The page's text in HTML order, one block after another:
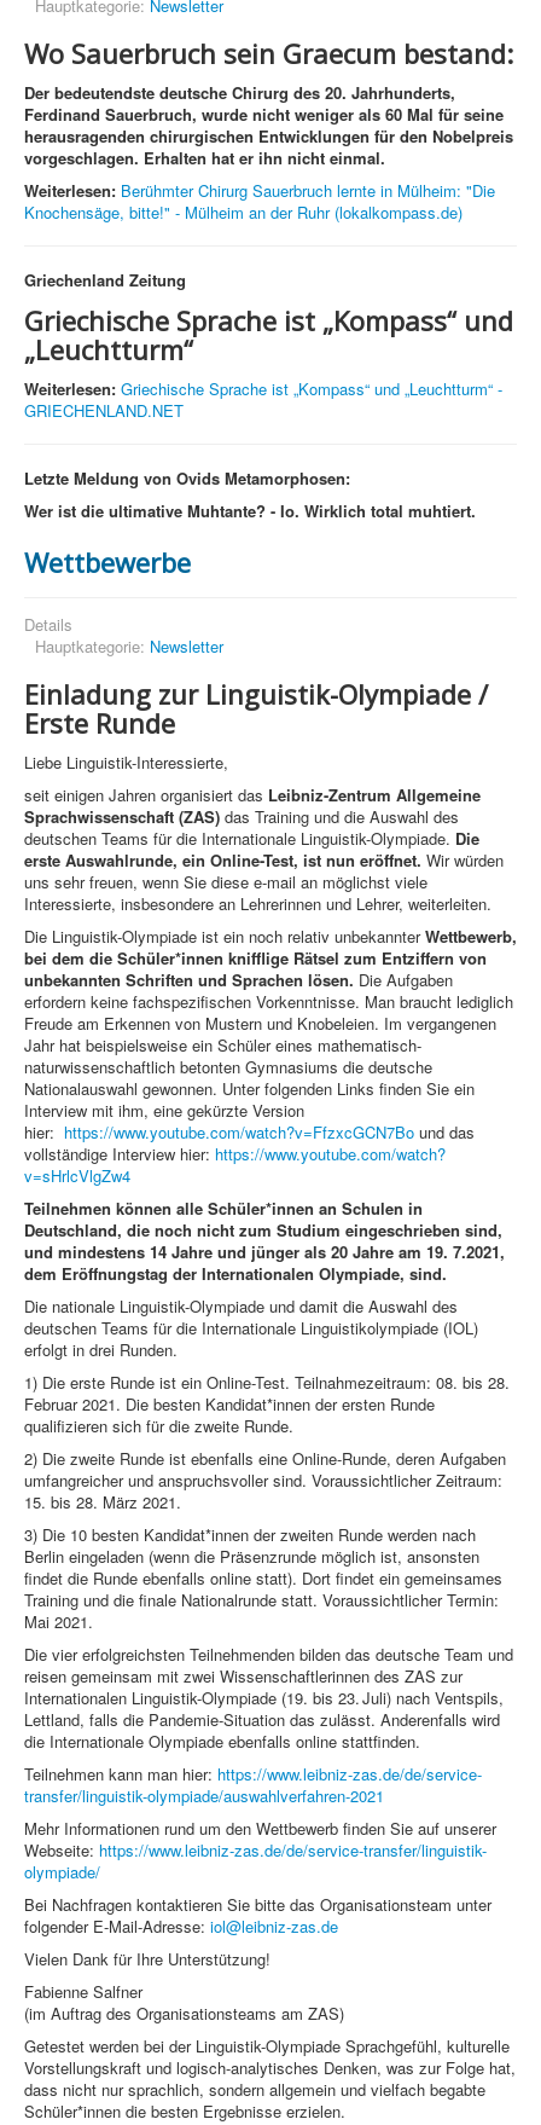
Hauptkategorie: Newsletter
Wo Sauerbruch sein Graecum bestand:
Der bedeutendste deutsche Chirurg des 20. Jahrhunderts,
Ferdinand Sauerbruch, wurde nicht weniger als 60 Mal für seine
herausragenden chirurgischen Entwicklungen für den Nobelpreis
vorgeschlagen. Erhalten hat er ihn nicht einmal.
Weiterlesen: Berühmter Chirurg Sauerbruch lernte in Mülheim: "Die
Knochensäge, bitte!" - Mülheim an der Ruhr (lokalkompass.de)
Griechenland Zeitung
Griechische Sprache ist „Kompass“ und
„Leuchtturm“
Weiterlesen: Griechische Sprache ist „Kompass“ und „Leuchtturm“ -
GRIECHENLAND.NET
Letzte Meldung von Ovids Metamorphosen:
Wer ist die ultimative Muhtante? - Io. Wirklich total muhtiert.
Wettbewerbe
Details
Hauptkategorie: Newsletter
Einladung zur Linguistik-Olympiade /
Erste Runde
Liebe Linguistik-Interessierte,
seit einigen Jahren organisiert das Leibniz-Zentrum Allgemeine
Sprachwissenschaft (ZAS) das Training und die Auswahl des
deutschen Teams für die Internationale Linguistik-Olympiade. Die
erste Auswahlrunde, ein Online-Test, ist nun eröffnet. Wir würden
uns sehr freuen, wenn Sie diese e-mail an möglichst viele
Interessierte, insbesondere an Lehrerinnen und Lehrer, weiterleiten.
Die Linguistik-Olympiade ist ein noch relativ unbekannterWettbewerb,
bei dem die Schüler*innen knifflige Rätsel zum Entziffern von
unbekannten Schriften und Sprachen lösen. Die Aufgaben
erfordern keine fachspezifischen Vorkenntnisse. Man braucht lediglich
Freude am Erkennen von Mustern und Knobeleien. Im vergangenen
Jahr hat beispielsweise ein Schüler eines mathematisch-
naturwissenschaftlich betonten Gymnasiums die deutsche
Nationalauswahl gewonnen. Unter folgenden Links finden Sie ein
Interview mit ihm, eine gekürzte Version
hier: https://www.youtube.com/watch?v=FfzxcGCN7Bo und das
vollständige Interview hier: https://www.youtube.com/watch?
v=sHrlcVlgZw4
Teilnehmen können alle Schüler*innen an Schulen in
Deutschland, die noch nicht zum Studium eingeschrieben sind,
und mindestens 14 Jahre und jünger als 20 Jahre am 19. 7.2021,
dem Eröffnungstag der Internationalen Olympiade, sind.
Die nationale Linguistik-Olympiade und damit die Auswahl des
deutschen Teams für die Internationale Linguistikolympiade (IOL)
erfolgt in drei Runden.
1) Die erste Runde ist ein Online-Test. Teilnahmezeitraum: 08. bis 28.
Februar 2021. Die besten Kandidat*innen der ersten Runde
qualifizieren sich für die zweite Runde.
2) Die zweite Runde ist ebenfalls eine Online-Runde, deren Aufgaben
umfangreicher und anspruchsvoller sind. Voraussichtlicher Zeitraum:
15. bis 28. März 2021.
3) Die 10 besten Kandidat*innen der zweiten Runde werden nach
Berlin eingeladen (wenn die Präsenzrunde möglich ist, ansonsten
findet die Runde ebenfalls online statt). Dort findet ein gemeinsames
Training und die finale Nationalrunde statt. Voraussichtlicher Termin:
Mai 2021.
Die vier erfolgreichsten Teilnehmenden bilden das deutsche Team und
reisen gemeinsam mit zwei Wissenschaftlerinnen des ZAS zur
Internationalen Linguistik-Olympiade (19. bis 23. Juli) nach Ventspils,
Lettland, falls die Pandemie-Situation das zulässt. Anderenfalls wird
die Internationale Olympiade ebenfalls online stattfinden.
Teilnehmen kann man hier: https://www.leibniz-zas.de/de/service-
transfer/linguistik-olympiade/auswahlverfahren-2021
Mehr Informationen rund um den Wettbewerb finden Sie auf unserer
Webseite: https://www.leibniz-zas.de/de/service-transfer/linguistik-
olympiade/
Bei Nachfragen kontaktieren Sie bitte das Organisationsteam unter
folgender E-Mail-Adresse: iol@leibniz-zas.de
Vielen Dank für Ihre Unterstützung!
Fabienne Salfner
(im Auftrag des Organisationsteams am ZAS)
Getestet werden bei der Linguistik-Olympiade Sprachgefühl, kulturelle
Vorstellungskraft und logisch-analytisches Denken, was zur Folge hat,
dass nicht nur sprachlich, sondern allgemein und vielfach begabte
Schüler*innen die besten Ergebnisse erzielen.